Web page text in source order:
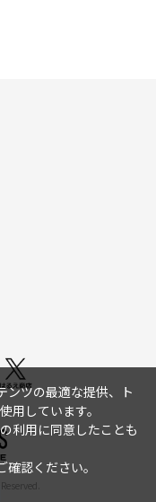
ンツの最適な提供、ト
用しています。
利用に同意したことも
確認ください。